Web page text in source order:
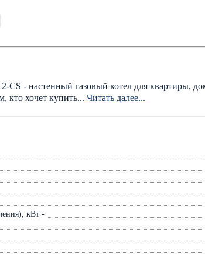
- настенный газовый котел для квартиры,
кто хочет купить... Читать далее...
кВт -